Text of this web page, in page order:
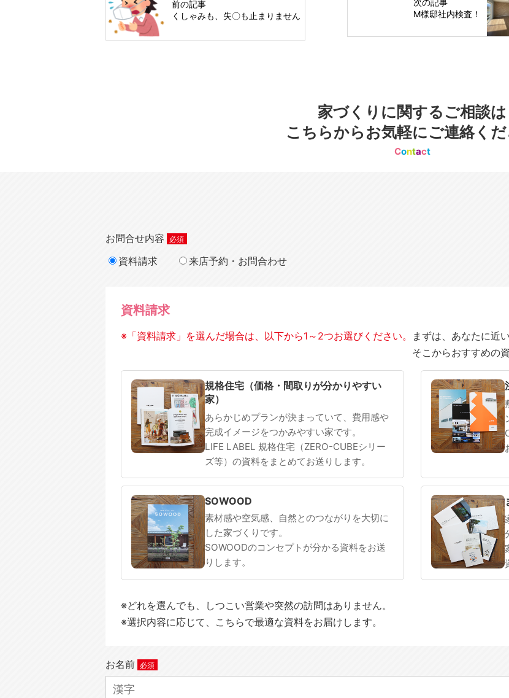
前の記事
くしゃみも、失〇も止まりません
M様邸社内検査！
家づくりに関するご相談は
こちらからお気軽にご連絡く
Contact
お問合せ内容
資料請求
来店予約・お問合わせ
資料請求
※「資料請求」を選んだ場合は、以下から1～2つお選びください。
まずは、あなたに近
そこからおすすめの
規格住宅
まだ何も決まっていない
規格住宅（価格・間取りが分かりやすい
家）
あらかじめプランが決まっていて、費用感や
完成イメージをつかみやすい家です。
LIFE LABEL 規格住宅（ZERO-CUBEシリー
ズ等）の資料をまとめてお送りします。
SOWOOD
素材感や空気感、自然とのつながりを大切に
した家づくりです。
SOWOODのコンセプトが分かる資料をお送
りします。
※どれを選んでも、しつこい営業や突然の訪問はありません。
※選択内容に応じて、こちらで最適な資料をお届けします。
お名前